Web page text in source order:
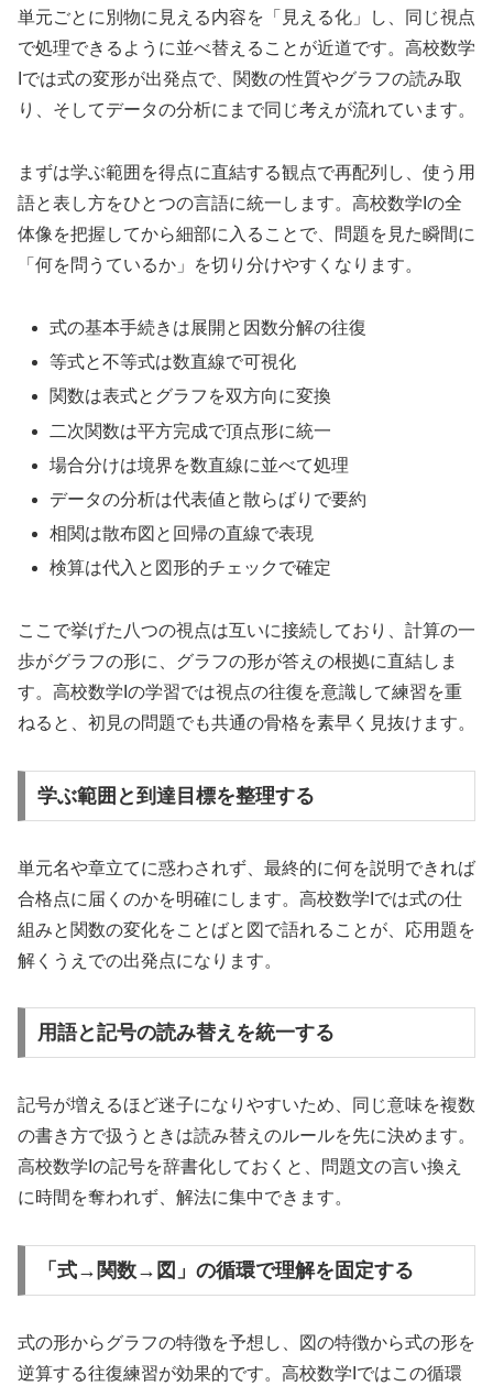
単元ごとに別物に見える内容を「見える化」し、同じ視点
で処理できるように並べ替えることが近道です。高校数学
Iでは式の変形が出発点で、関数の性質やグラフの読み取
り、そしてデータの分析にまで同じ考えが流れています。
まずは学ぶ範囲を得点に直結する観点で再配列し、使う用
語と表し方をひとつの言語に統一します。高校数学Iの全
体像を把握してから細部に入ることで、問題を見た瞬間に
「何を問うているか」を切り分けやすくなります。
式の基本手続きは展開と因数分解の往復
等式と不等式は数直線で可視化
関数は表式とグラフを双方向に変換
二次関数は平方完成で頂点形に統一
場合分けは境界を数直線に並べて処理
データの分析は代表値と散らばりで要約
相関は散布図と回帰の直線で表現
検算は代入と図形的チェックで確定
ここで挙げた八つの視点は互いに接続しており、計算の一
歩がグラフの形に、グラフの形が答えの根拠に直結しま
す。高校数学Iの学習では視点の往復を意識して練習を重
ねると、初見の問題でも共通の骨格を素早く見抜けます。
学ぶ範囲と到達目標を整理する
単元名や章立てに惑わされず、最終的に何を説明できれば
合格点に届くのかを明確にします。高校数学Iでは式の仕
組みと関数の変化をことばと図で語れることが、応用題を
解くうえでの出発点になります。
用語と記号の読み替えを統一する
記号が増えるほど迷子になりやすいため、同じ意味を複数
の書き方で扱うときは読み替えのルールを先に決めます。
高校数学Iの記号を辞書化しておくと、問題文の言い換え
に時間を奪われず、解法に集中できます。
「式→関数→図」の循環で理解を固定する
式の形からグラフの特徴を予想し、図の特徴から式の形を
逆算する往復練習が効果的です。高校数学Iではこの循環